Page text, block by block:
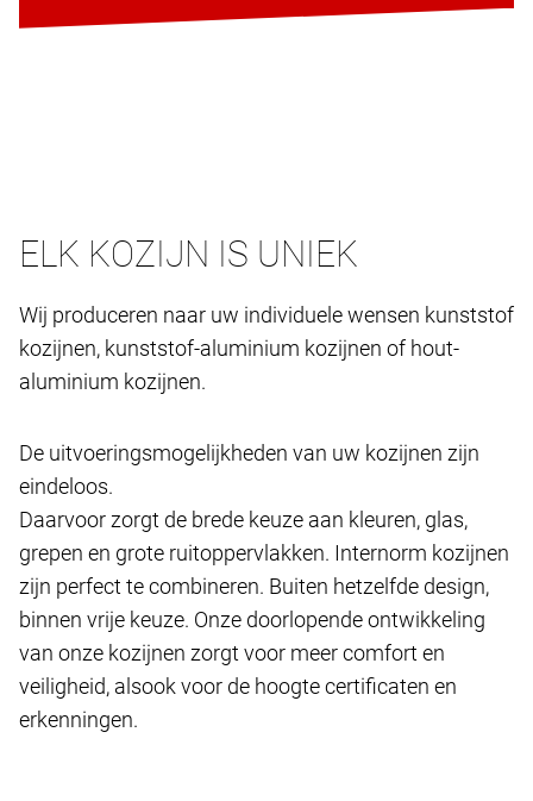
ELK KOZIJN IS UNIEK
Wij produceren naar uw individuele wensen kunststof
kozijnen, kunststof-aluminium kozijnen of hout-
aluminium kozijnen.
De uitvoeringsmogelijkheden van uw kozijnen zijn
eindeloos.
Daarvoor zorgt de brede keuze aan kleuren, glas,
grepen en grote ruitoppervlakken. Internorm kozijnen
zijn perfect te combineren. Buiten hetzelfde design,
binnen vrije keuze. Onze doorlopende ontwikkeling
van onze kozijnen zorgt voor meer comfort en
veiligheid, alsook voor de hoogte certificaten en
erkenningen.